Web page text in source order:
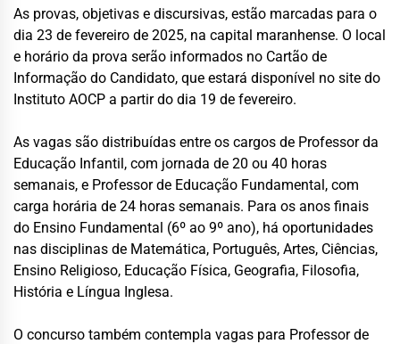
As provas, objetivas e discursivas, estão marcadas para o
dia 23 de fevereiro de 2025, na capital maranhense. O local
e horário da prova serão informados no Cartão de
Informação do Candidato, que estará disponível no site do
Instituto AOCP a partir do dia 19 de fevereiro.
As vagas são distribuídas entre os cargos de Professor da
Educação Infantil, com jornada de 20 ou 40 horas
semanais, e Professor de Educação Fundamental, com
carga horária de 24 horas semanais. Para os anos finais
do Ensino Fundamental (6º ao 9º ano), há oportunidades
nas disciplinas de Matemática, Português, Artes, Ciências,
Ensino Religioso, Educação Física, Geografia, Filosofia,
História e Língua Inglesa.
O concurso também contempla vagas para Professor de